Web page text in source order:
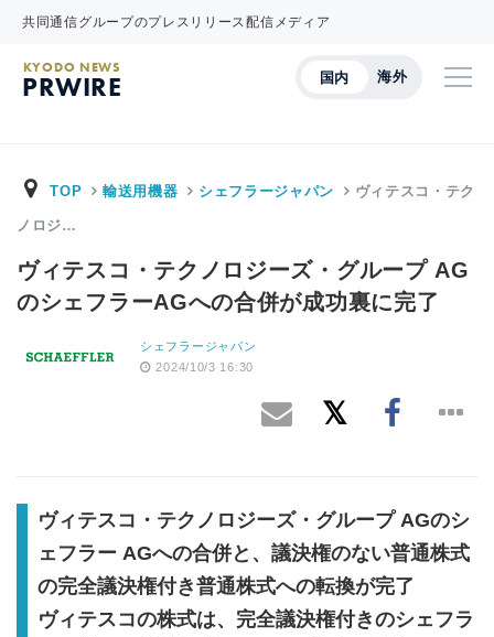
共同通信グループのプレスリリース配信メディア
国内 海外
KYODO NEWS
PRWIRE
TOP 輸送用機器 シェフラージャパン ヴィテスコ・テク
ノロジ…
ヴィテスコ・テクノロジーズ・グループ AG
のシェフラーAGへの合併が成功裏に完了
シェフラージャパン
2024/10/3 16:30
ヴィテスコ・テクノロジーズ・グループ AGのシ
ェフラー AGへの合併と、議決権のない普通株式
の完全議決権付き普通株式への転換が完了
ヴィテスコの株式は、完全議決権付きのシェフラ